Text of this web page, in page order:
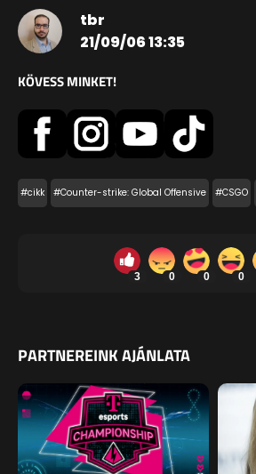
tbr
21/09/06 13:35
KÖVESS MINKET!
#cikk #Counter-strike: Global Offensive #CSGO
3 0 0 0
PARTNEREINK AJÁNLATA